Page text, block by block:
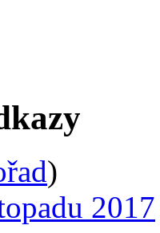
)
2017